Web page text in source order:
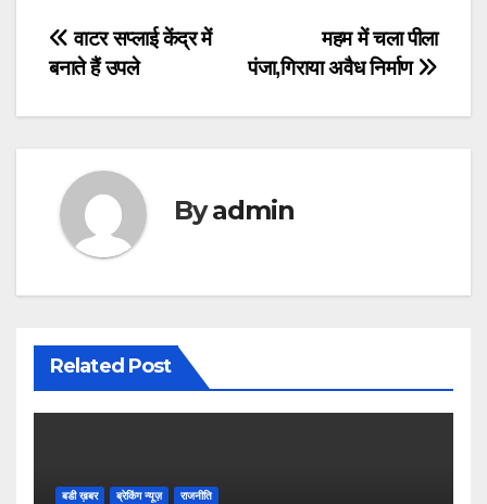
Post
navigation
महम में चला पीला
पंजा,गिराया अवैध निर्माण
वाटर सप्लाई केंद्र में
बनाते हैं उपले
Byadmin
Related Post
बडी ख़बर ब्रेकिंग न्यूज़ राजनीति